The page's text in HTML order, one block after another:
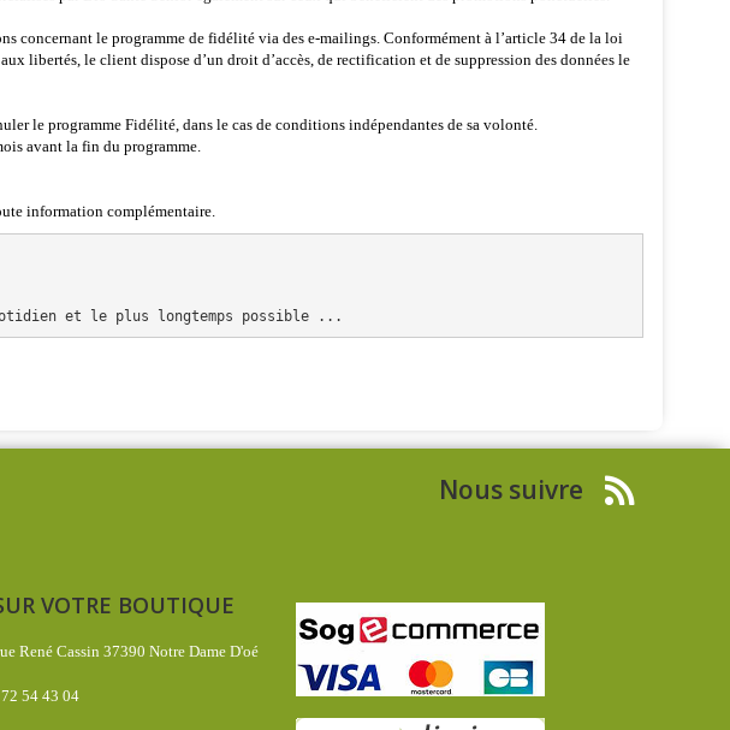
concernant le programme de fidélité via des e-mailings. Conformément à l’article 34 de la loi
libertés, le client dispose d’un droit d’accès, de rectification et de suppression des données le
le programme Fidélité, dans le cas de conditions indépendantes de sa volonté.
avant la fin du programme.
information complémentaire.
et le plus longtemps possible ...
Nous suivre
VOTRE BOUTIQUE
René Cassin 37390 Notre Dame D'oé
54 43 04